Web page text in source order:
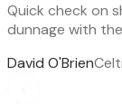
Quick check on
dunnage with the
David O'Brien